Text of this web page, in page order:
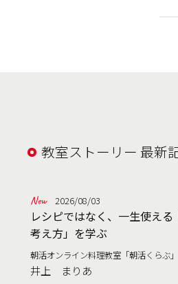
教室ストーリー 最新
2026/08/03
レシピではなく、一生使える
考え方」を学ぶ
朝活オンライン料理教室「朝活くらぶ」
井上 まりあ